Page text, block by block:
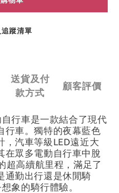
追蹤清單
送貨及付
款方式
顧客評價
行車是一款結合了現代
行車。獨特的夜幕藍色
，汽車等級LED遠近大
在眾多電動自行車中脫
超高續航里程，滿足了
通勤出行還是休閒騎
象的騎行體驗。